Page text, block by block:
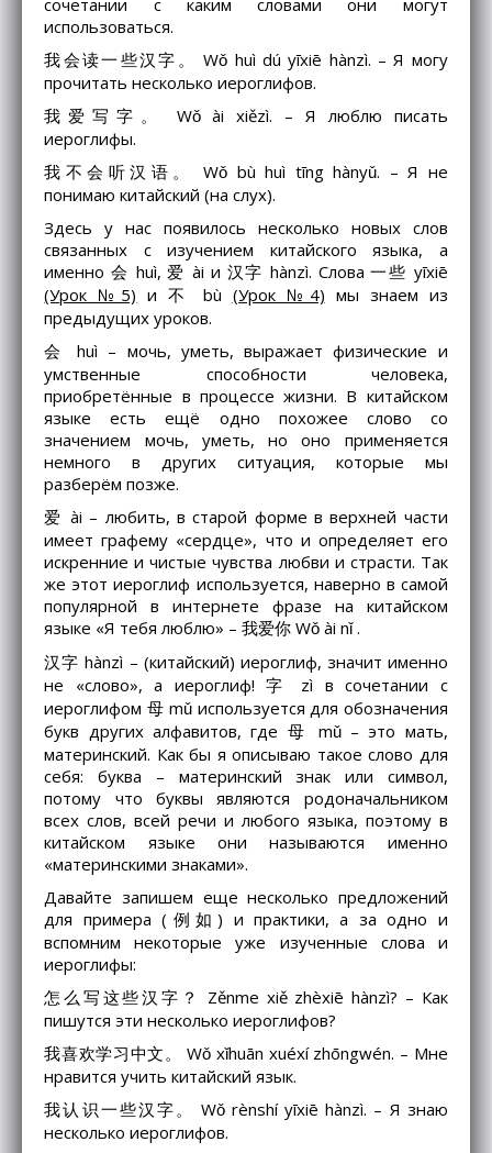
сочетании с каким словами они могут
использоваться.
我会读一些汉字。 Wǒ huì dú yīxiē hànzì. – Я могу
прочитать несколько иероглифов.
我爱写字。 Wǒ ài xiězì. – Я люблю писать
иероглифы.
我不会听汉语。 Wǒ bù huì tīng hànyǔ. – Я не
понимаю китайский (на слух).
Здесь у нас появилось несколько новых слов
связанных с изучением китайского языка, а
именно 会 huì, 爱 ài и 汉字 hànzì. Слова 一些 yīxiē
(Урок №5) и 不 bù (Урок №4) мы знаем из
предыдущих уроков.
会 huì – мочь, уметь, выражает физические и
умственные способности человека,
приобретённые в процессе жизни. В китайском
языке есть ещё одно похожее слово со
значением мочь, уметь, но оно применяется
немного в других ситуация, которые мы
разберём позже.
爱 ài – любить, в старой форме в верхней части
имеет графему «сердце», что и определяет его
искренние и чистые чувства любви и страсти. Так
же этот иероглиф используется, наверно в самой
популярной в интернете фразе на китайском
языке «Я тебя люблю» – 我爱你 Wǒ ài nǐ .
汉字 hànzì – (китайский) иероглиф, значит именно
не «слово», а иероглиф! 字 zì в сочетании с
иероглифом 母 mǔ используется для обозначения
букв других алфавитов, где 母 mǔ – это мать,
материнский. Как бы я описываю такое слово для
себя: буква – материнский знак или символ,
потому что буквы являются родоначальником
всех слов, всей речи и любого языка, поэтому в
китайском языке они называются именно
«материнскими знаками».
Давайте запишем еще несколько предложений
для примера (例如) и практики, а за одно и
вспомним некоторые уже изученные слова и
иероглифы:
怎么写这些汉字？ Zěnme xiě zhèxiē hànzì? – Как
пишутся эти несколько иероглифов?
我喜欢学习中文。 Wǒ xǐhuān xuéxí zhōngwén. – Мне
нравится учить китайский язык.
我认识一些汉字。 Wǒ rènshí yīxiē hànzì. – Я знаю
несколько иероглифов.